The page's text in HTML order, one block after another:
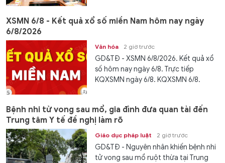
XSMN 6/8 - Kết quả xổ số miền Nam hôm nay ngày
6/8/2026
Văn hóa 2 giờ trước
GD&TĐ - XSMN 6/8/2026. Kết quả xổ
số hôm nay ngày 6/8. Trực tiếp
KQXSMN ngày 6/8. KQXSMN 6/8.
Bệnh nhi tử vong sau mổ, gia đình đưa quan tài đến
Trung tâm Y tế đề nghị làm rõ
Giáo dục pháp luật 2 giờ trước
GD&TĐ - Nguyên nhân khiến bệnh nhi
tử vong sau mổ ruột thừa tại Trung